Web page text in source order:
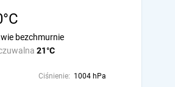
21°C
bezchmurnie
Ciśnienie: 1004 hPa